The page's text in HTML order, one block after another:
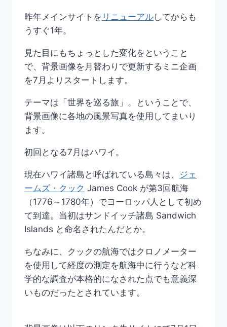
昨年メインサイトを リニューアルしてからも
うすぐ1年。
見た目にもちょっとした変化をということ
で、背景画像を月替わりで更新するミニ企画
を7月よりスタートします。
テーマは「世界を巡る旅」。ということで、
背景画像に各地の風景写真を使用してまいり
ます。
初回となる7月はハワイ。
現在ハワイ諸島と呼ばれている島々は、 ジェ
ームズ・クック James Cook が第3回航海
（1776～1780年）でヨーロッパ人として初め
て到達。当初はサンドイッチ諸島 Sandwich
Islands と命名されたんだとか。
ちなみに、クックの航海ではクロノメーター
を使用して経度の測定を航海中に行うなど科
学的な調査が本格的になされた点でも意義深
いものだったとされています。